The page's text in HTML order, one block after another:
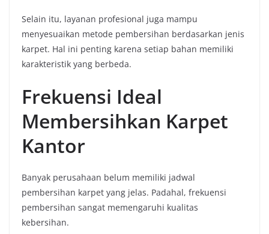
Selain itu, layanan profesional juga mampu
menyesuaikan metode pembersihan berdasarkan jenis
karpet. Hal ini penting karena setiap bahan memiliki
karakteristik yang berbeda.
Frekuensi Ideal
Membersihkan Karpet
Kantor
Banyak perusahaan belum memiliki jadwal
pembersihan karpet yang jelas. Padahal, frekuensi
pembersihan sangat memengaruhi kualitas
kebersihan.